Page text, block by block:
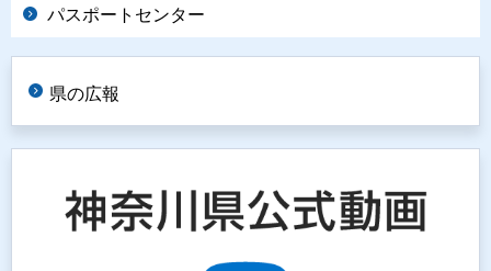
パスポートセンター
県の広報